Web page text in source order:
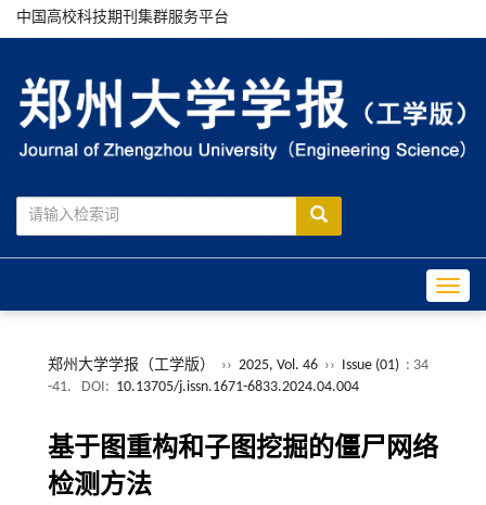
中国高校科技期刊集群服务平台
郑州大学学报（工学版） ›› 2025, Vol. 46 ›› Issue (01) : 34
-41.
DOI: 10.13705/j.issn.1671-6833.2024.04.004
基于图重构和子图挖掘的僵尸网络
检测方法